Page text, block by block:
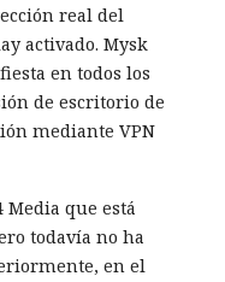
real del
activado. Mysk
en todos los
de escritorio de
mediante VPN
que está
todavía no ha
en el